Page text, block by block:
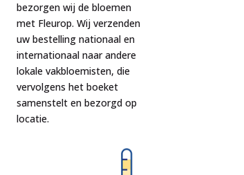
bezorgen wij de bloemen
met Fleurop. Wij verzenden
uw bestelling nationaal en
internationaal naar andere
lokale vakbloemisten, die
vervolgens het boeket
samenstelt en bezorgd op
locatie.